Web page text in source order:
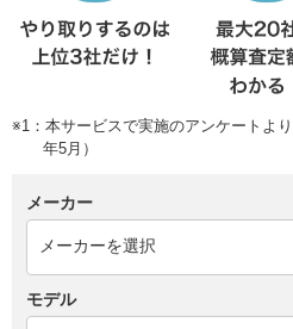
※1：本サービスで実施のアンケートよ
年5月）
メーカー
モデル